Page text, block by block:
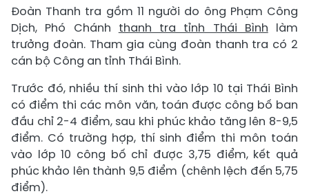
Đoàn Thanh tra gồm 11 người do ông Phạm Công
Dịch, Phó Chánh thanh tra tỉnh Thái Bình làm
trưởng đoàn. Tham gia cùng đoàn thanh tra có 2
cán bộ Công an tỉnh Thái Bình.
Trước đó, nhiều thí sinh thi vào lớp 10 tại Thái Bình
có điểm thi các môn văn, toán được công bố ban
đầu chỉ 2-4 điểm, sau khi phúc khảo tăng lên 8-9,5
điểm. Có trường hợp, thí sinh điểm thi môn toán
vào lớp 10 công bố chỉ được 3,75 điểm, kết quả
phúc khảo lên thành 9,5 điểm (chênh lệch đến 5,75
điểm).